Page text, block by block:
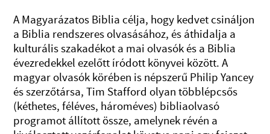
A Magyarázatos Biblia célja, hogy kedvet csináljon
a Biblia rendszeres olvasásához, és áthidalja a
kulturális szakadékot a mai olvasók és a Biblia
évezredekkel ezelőtt íródott könyvei között. A
magyar olvasók körében is népszerű Philip Yancey
és szerzőtársa, Tim Stafford olyan többlépcsős
(kéthetes, féléves, hároméves) bibliaolvasó
programot állított össze, amelynek révén a